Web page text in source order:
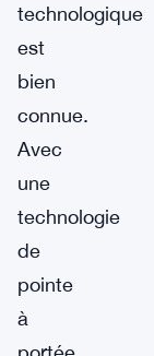
technologique
est
bien
connue.
Avec
une
technologie
de
pointe
à